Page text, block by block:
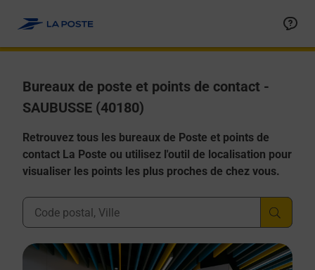
Bureaux de poste et points de contact -
SAUBUSSE (40180)
Retrouvez tous les bureaux de Poste et points de
contact La Poste ou utilisez l'outil de localisation pour
visualiser les points les plus proches de chez vous.
Ville, Département, Code Postal